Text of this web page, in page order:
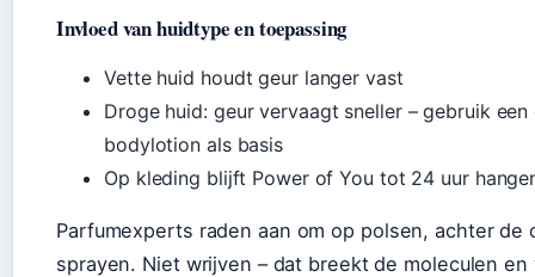
Invloed van huidtype en toepassing
Vette huid houdt geur langer vast
Droge huid: geur vervaagt sneller – gebruik
bodylotion als basis
Op kleding blijft Power of You tot 24 uur
Parfumexperts raden aan om op polsen, achter de
sprayen. Niet wrijven – dat breekt de moleculen